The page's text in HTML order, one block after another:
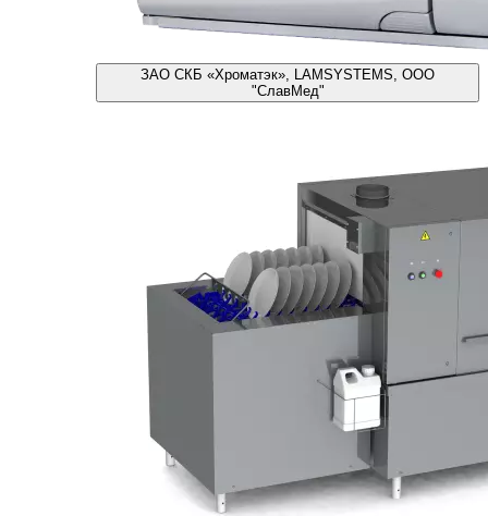
ЗАО СКБ «Хроматэк», LAMSYSTEMS, ООО
"СлавМед"